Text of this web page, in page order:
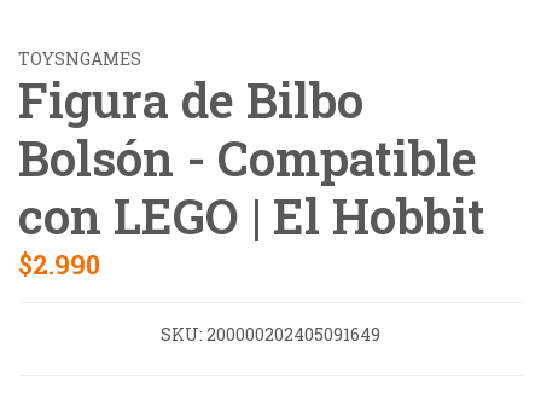
TOYSNGAMES
Figura de Bilbo
Bolsón - Compatible
con LEGO | El Hobbit
$2.990
SKU: 200000202405091649